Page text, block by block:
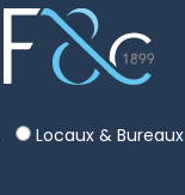
Locaux & Bureaux